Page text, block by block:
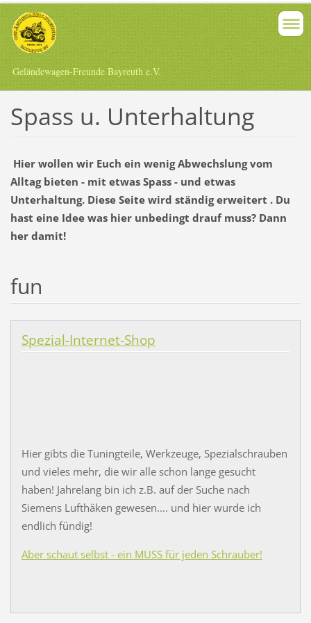
Geländewagen-Freunde Bayreuth e.V.
Spass u. Unterhaltung
Hier wollen wir Euch ein wenig Abwechslung vom
Alltag bieten - mit etwas Spass - und etwas
Unterhaltung. Diese Seite wird ständig erweitert . Du
hast eine Idee was hier unbedingt drauf muss? Dann
her damit!
fun
Spezial-Internet-Shop
Hier gibts die Tuningteile, Werkzeuge, Spezialschrauben
und vieles mehr, die wir alle schon lange gesucht
haben! Jahrelang bin ich z.B. auf der Suche nach
Siemens Lufthäken gewesen.... und hier wurde ich
endlich fündig!
Aber schaut selbst - ein MUSS für jeden Schrauber!